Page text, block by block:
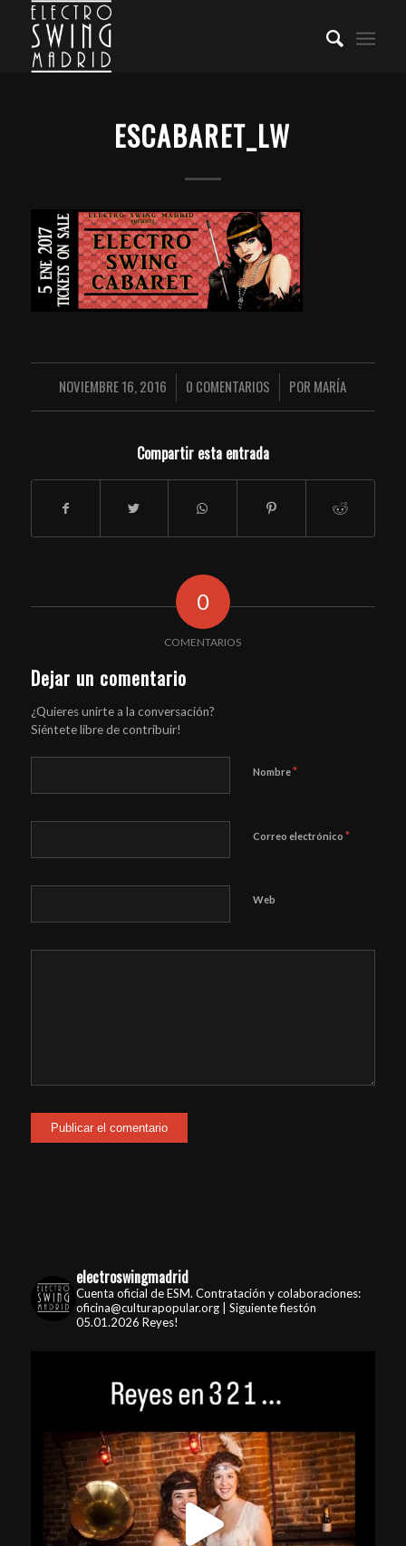
ESCABARET_LW
NOVIEMBRE 16, 2016
/ 0 COMENTARIOS
/ POR MARÍA
Compartir esta entrada
0
COMENTARIOS
Dejar un comentario
¿Quieres unirte a la conversación?
Siéntete libre de contribuir!
Nombre*
Correo electrónico *
Web
electroswingmadrid
Cuenta oficial de ESM. Contratación y colaboraciones:
oficina@culturapopular.org | Siguiente fiestón
05.01.2026 Reyes!